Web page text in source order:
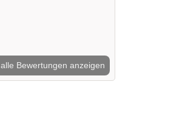
alle Bewertungen anzeigen